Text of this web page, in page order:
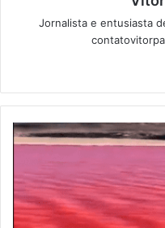
Jornalista e entusiasta